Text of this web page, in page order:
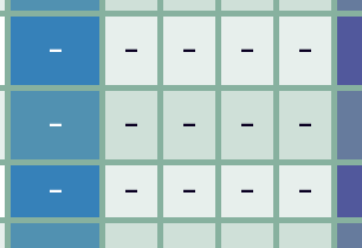
– – – – –
– – – – –
– – – – –